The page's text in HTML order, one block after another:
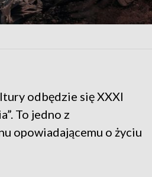
odbędzie się XXXI
To jedno z
opowiadającemu o życiu